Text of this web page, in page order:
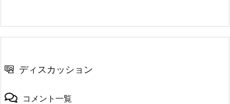
ディスカッション
コメント一覧